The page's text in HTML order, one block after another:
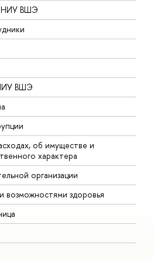
НИУ ВШЭ
ВШЭ
об имуществе и
характера
организации
возможностями здоровья